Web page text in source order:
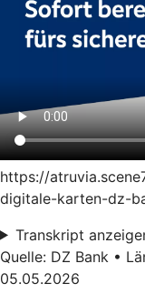
https://
digitale-karten-dz-
Transkript
Quelle: DZ Bank •
05.05.2026